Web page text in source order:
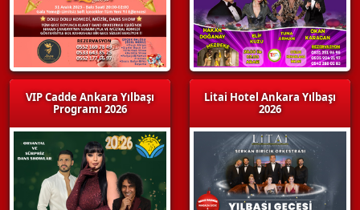
VIP Cadde Ankara Yılbaşı
Programı 2026
Litai Hotel Ankara Yılbaşı
2026